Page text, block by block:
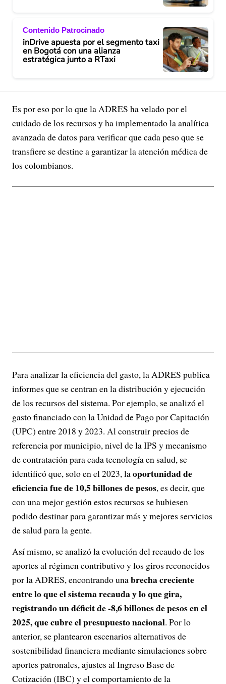
Contenido Patrocinado
inDrive apuesta por el segmento taxi
en Bogotá con una alianza
estratégica junto a RTaxi
Es por eso por lo que la ADRES ha velado por el
cuidado de los recursos y ha implementado la analítica
avanzada de datos para verificar que cada peso que se
transfiere se destine a garantizar la atención médica de
los colombianos.
Para analizar la eficiencia del gasto, la ADRES publica
informes que se centran en la distribución y ejecución
de los recursos del sistema. Por ejemplo, se analizó el
gasto financiado con la Unidad de Pago por Capitación
(UPC) entre 2018 y 2023. Al construir precios de
referencia por municipio, nivel de la IPS y mecanismo
de contratación para cada tecnología en salud, se
identificó que, solo en el 2023, laoportunidad de
eficiencia fue de 10,5 billones de pesos, es decir, que
con una mejor gestión estos recursos se hubiesen
podido destinar para garantizar más y mejores servicios
de salud para la gente.
Así mismo, se analizó la evolución del recaudo de los
aportes al régimen contributivo y los giros reconocidos
por la ADRES, encontrando unabrecha creciente
entre lo que el sistema recauda y lo que gira,
registrando un déficit de -8,6 billones de pesos en el
2025, que cubre el presupuesto nacional. Por lo
anterior, se plantearon escenarios alternativos de
sostenibilidad financiera mediante simulaciones sobre
aportes patronales, ajustes al Ingreso Base de
Cotización (IBC) y el comportamiento de la